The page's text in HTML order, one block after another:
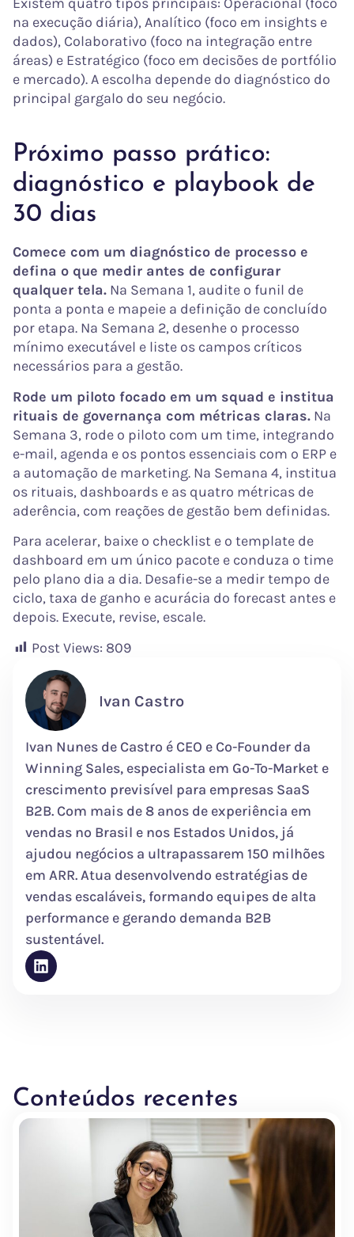
na execução diária), Analítico (foco em insights e
dados), Colaborativo (foco na integração entre
áreas) e Estratégico (foco em decisões de portfólio
e mercado). A escolha depende do diagnóstico do
principal gargalo do seu negócio.
Próximo passo prático:
diagnóstico e playbook de
30 dias
Comece com um diagnóstico de processo e
defina o que medir antes de configurar
qualquer tela. Na Semana 1, audite o funil de
ponta a ponta e mapeie a definição de concluído
por etapa. Na Semana 2, desenhe o processo
mínimo executável e liste os campos críticos
necessários para a gestão.
Rode um piloto focado em um squad e institua
rituais de governança com métricas claras. Na
Semana 3, rode o piloto com um time, integrando
e-mail, agenda e os pontos essenciais com o ERP e
a automação de marketing. Na Semana 4, institua
os rituais, dashboards e as quatro métricas de
aderência, com reações de gestão bem definidas.
Para acelerar, baixe o checklist e o template de
dashboard em um único pacote e conduza o time
pelo plano dia a dia. Desafie-se a medir tempo de
ciclo, taxa de ganho e acurácia do forecast antes e
depois. Execute, revise, escale.
Post Views: 809
Ivan Castro
Ivan Nunes de Castro é CEO e Co-Founder da
Winning Sales, especialista em Go-To-Market e
crescimento previsível para empresas SaaS
B2B. Com mais de 8 anos de experiência em
vendas no Brasil e nos Estados Unidos, já
ajudou negócios a ultrapassarem 150 milhões
em ARR. Atua desenvolvendo estratégias de
vendas escaláveis, formando equipes de alta
performance e gerando demanda B2B
sustentável.
Conteúdos recentes